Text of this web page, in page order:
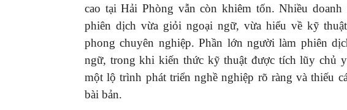
cao tại Hải Phòng vẫn còn khiêm tốn. Nhiều
phiên dịch vừa giỏi ngoại ngữ, vừa hiểu về kỹ
phong chuyên nghiệp. Phần lớn người làm phiên
ngữ, trong khi kiến thức kỹ thuật được tích lũy chủ
một lộ trình phát triển nghề nghiệp rõ ràng và thiếu
bài bản.